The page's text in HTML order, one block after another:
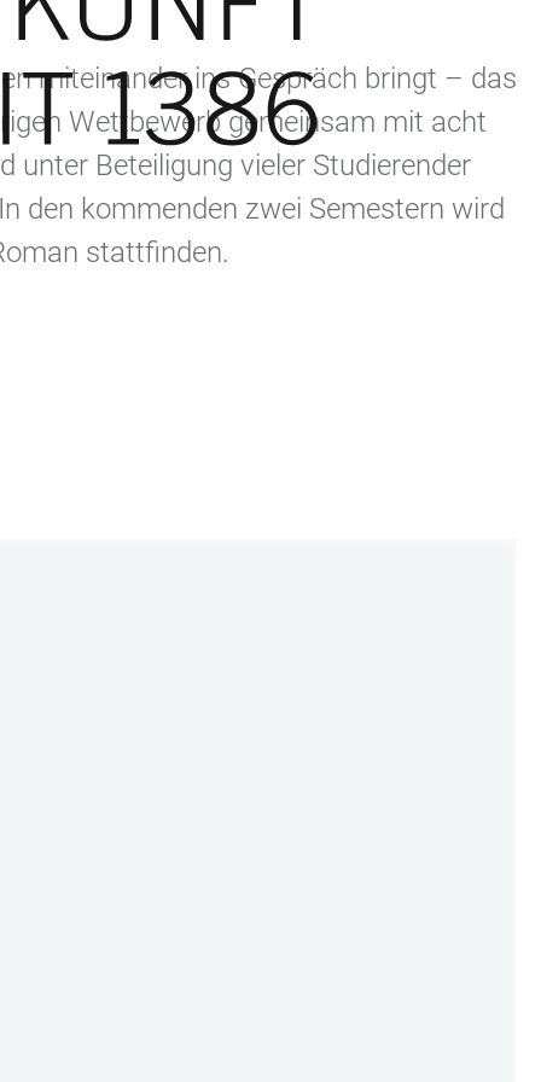
miteinander ins Gespräch bringt – das
Wettbewerb gemeinsam mit acht
unter Beteiligung vieler Studierender
den kommenden zwei Semestern wird
stattfinden.